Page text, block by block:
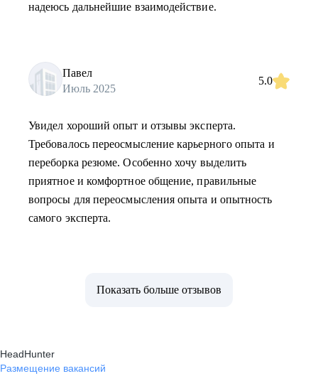
надеюсь дальнейшие взаимодействие.
Павел
Июль 2025
5.0
Увидел хороший опыт и отзывы эксперта.
Требовалось переосмысление карьерного опыта и
переборка резюме. Особенно хочу выделить
приятное и комфортное общение, правильные
вопросы для переосмысления опыта и опытность
самого эксперта.
Показать больше отзывов
HeadHunter
Размещение вакансий